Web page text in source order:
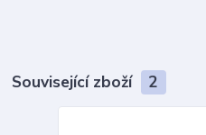
Související zboží 2